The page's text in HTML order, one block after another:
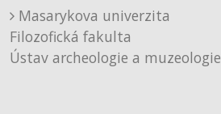
Masarykova univerzita
Filozofická fakulta
Ústav archeologie a muzeologie